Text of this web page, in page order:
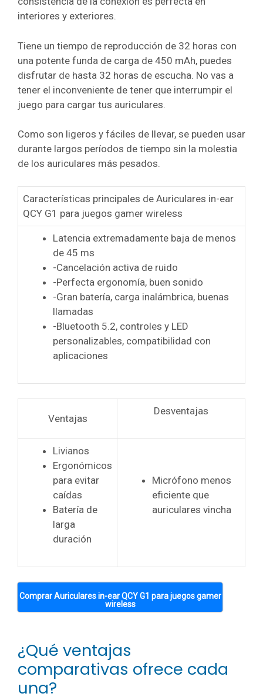
interiores y exteriores.
Tiene un tiempo de reproducción de 32 horas con
una potente funda de carga de 450 mAh, puedes
disfrutar de hasta 32 horas de escucha. No vas a
tener el inconveniente de tener que interrumpir el
juego para cargar tus auriculares.
Como son ligeros y fáciles de llevar, se pueden usar
durante largos períodos de tiempo sin la molestia
de los auriculares más pesados.
Características principales de Auriculares in-ear
QCY G1 para juegos gamer wireless
Latencia extremadamente baja de menos
de 45 ms
-Cancelación activa de ruido
-Perfecta ergonomía, buen sonido
-Gran batería, carga inalámbrica, buenas
llamadas
-Bluetooth 5.2, controles y LED
personalizables, compatibilidad con
aplicaciones
Ventajas
Desventajas
Livianos
Ergonómicos
para evitar
caídas
Batería de
larga
duración
Micrófono menos
eficiente que
auriculares vincha
Comprar Auriculares in-ear QCY G1 para juegos gamer
wireless
¿Qué ventajas
comparativas ofrece cada
una?